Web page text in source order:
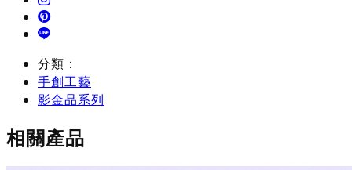
分類：
手創工藝
影金品系列
相關產品